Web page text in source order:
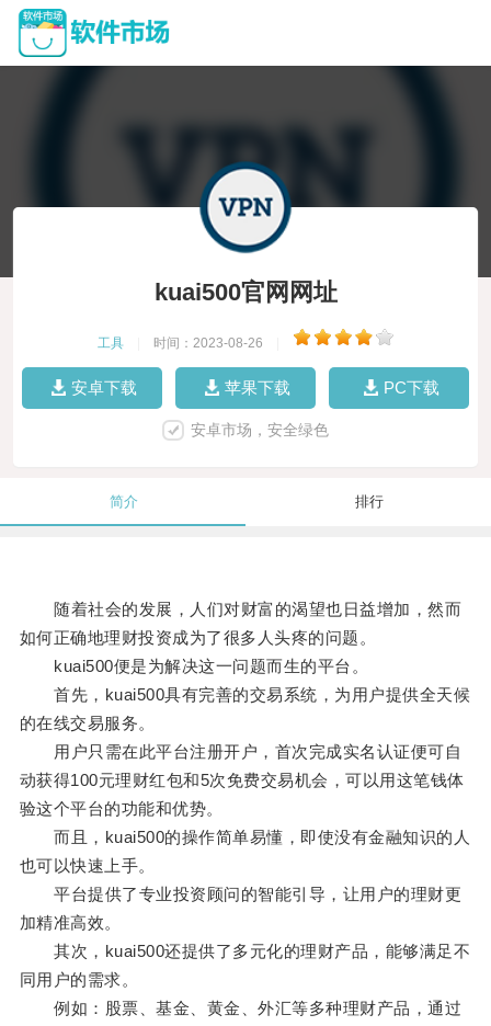
kuai500官网网址
工具 时间：2023-08-26
安卓下载 苹果下载 PC下载
安卓市场，安全绿色
简介 排行
随着社会的发展，人们对财富的渴望也日益增加，然而
如何正确地理财投资成为了很多人头疼的问题。
kuai500便是为解决这一问题而生的平台。
首先，kuai500具有完善的交易系统，为用户提供全天候
的在线交易服务。
用户只需在此平台注册开户，首次完成实名认证便可自
动获得100元理财红包和5次免费交易机会，可以用这笔钱体
验这个平台的功能和优势。
而且，kuai500的操作简单易懂，即使没有金融知识的人
也可以快速上手。
平台提供了专业投资顾问的智能引导，让用户的理财更
加精准高效。
其次，kuai500还提供了多元化的理财产品，能够满足不
同用户的需求。
例如：股票、基金、黄金、外汇等多种理财产品，通过